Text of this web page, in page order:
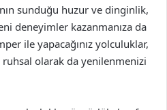
sunduğu huzur ve dinginlik,
deneyimler kazanmanıza da
ile yapacağınız yolculuklar,
olarak da yenilenmenizi